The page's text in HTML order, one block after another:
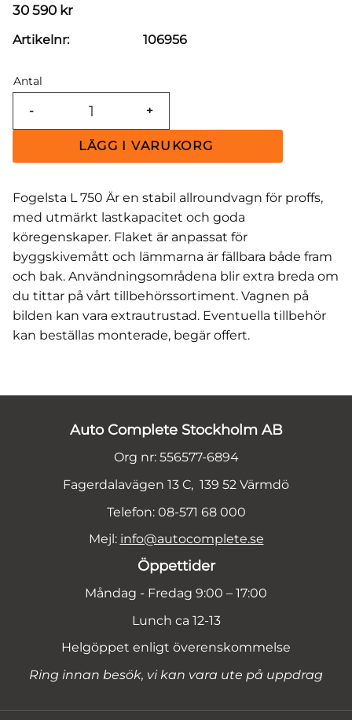
30 590 kr
Antal
+
-
Artikelnr 106956
Fogelsta L 750 Är en stabil allroundvagn för proffs,
med utmärkt lastkapacitet och goda
köregenskaper. Flaket är anpassat för
byggskivemått och lämmarna är fällbara både fram
och bak. Användningsområdena blir extra breda om
du tittar på vårt tillbehörssortiment. Vagnen på
bilden kan vara extrautrustad. Eventuella tillbehör
kan beställas monterade, begär offert.
Auto Complete Stockholm AB
Org nr: 556577-6894
Fagerdalavägen 13 C, 139 52 Värmdö
Telefon: 08-571 68 000
Mejl: info@autocomplete.se
Öppettider
Måndag - Fredag 9:00 – 17:00
Lunch ca 12-13
Helgöppet enligt överenskommelse
Ring innan besök, vi kan vara ute på uppdrag